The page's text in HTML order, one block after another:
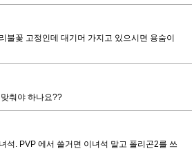
불꽃 고정인데 대기머 가지고 있으시면 용숨이
춰야 하나요??
석. PVP 에서 쓸거면 이녀석 말고 폴리곤2를 쓰